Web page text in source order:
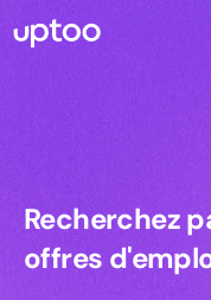
Recherchez
Recherchez
offres